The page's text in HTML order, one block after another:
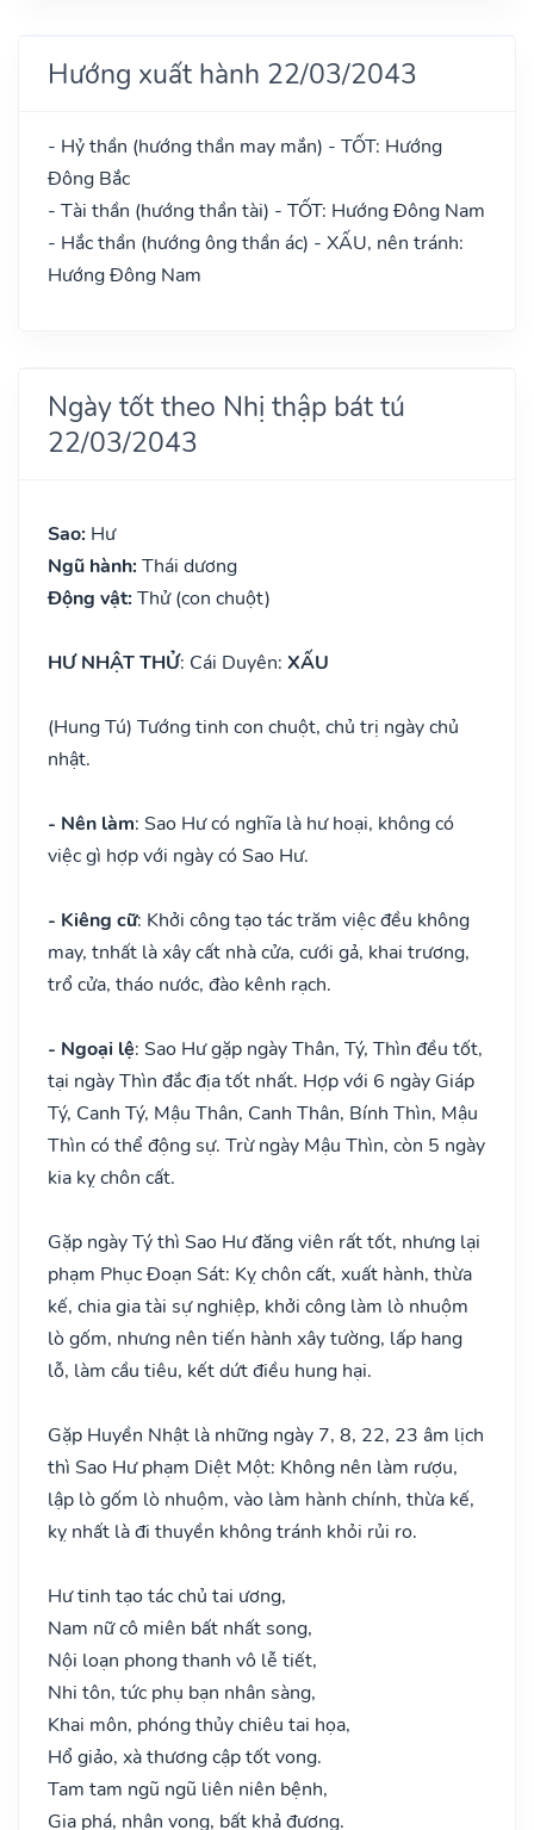
Hướng xuất hành 22/03/2043
- Hỷ thần (hướng thần may mắn) - TỐT: Hướng
Đông Bắc
- Tài thần (hướng thần tài) - TỐT: Hướng Đông Nam
- Hắc thần (hướng ông thần ác) - XẤU, nên tránh:
Hướng Đông Nam
Ngày tốt theo Nhị thập bát tú
22/03/2043
Sao: Hư
Ngũ hành: Thái dương
Động vật: Thử (con chuột)
HƯ NHẬT THỬ: Cái Duyên: XẤU
(Hung Tú) Tướng tinh con chuột, chủ trị ngày chủ
nhật.
- Nên làm: Sao Hư có nghĩa là hư hoại, không có
việc gì hợp với ngày có Sao Hư.
- Kiêng cữ: Khởi công tạo tác trăm việc đều không
may, tnhất là xây cất nhà cửa, cưới gả, khai trương,
trổ cửa, tháo nước, đào kênh rạch.
- Ngoại lệ: Sao Hư gặp ngày Thân, Tý, Thìn đều tốt,
tại ngày Thìn đắc địa tốt nhất. Hợp với 6 ngày Giáp
Tý, Canh Tý, Mậu Thân, Canh Thân, Bính Thìn, Mậu
Thìn có thể động sự. Trừ ngày Mậu Thìn, còn 5 ngày
kia kỵ chôn cất.
Gặp ngày Tý thì Sao Hư đăng viên rất tốt, nhưng lại
phạm Phục Đoạn Sát: Kỵ chôn cất, xuất hành, thừa
kế, chia gia tài sự nghiệp, khởi công làm lò nhuộm
lò gốm, nhưng nên tiến hành xây tường, lấp hang
lỗ, làm cầu tiêu, kết dứt điều hung hại.
Gặp Huyền Nhật là những ngày 7, 8, 22, 23 âm lịch
thì Sao Hư phạm Diệt Một: Không nên làm rượu,
lập lò gốm lò nhuộm, vào làm hành chính, thừa kế,
kỵ nhất là đi thuyền không tránh khỏi rủi ro.
Hư tinh tạo tác chủ tai ương,
Nam nữ cô miên bất nhất song,
Nội loạn phong thanh vô lễ tiết,
Nhi tôn, tức phụ bạn nhân sàng,
Khai môn, phóng thủy chiêu tai họa,
Hổ giảo, xà thương cập tốt vong.
Tam tam ngũ ngũ liên niên bệnh,
Gia phá, nhân vong, bất khả đương.